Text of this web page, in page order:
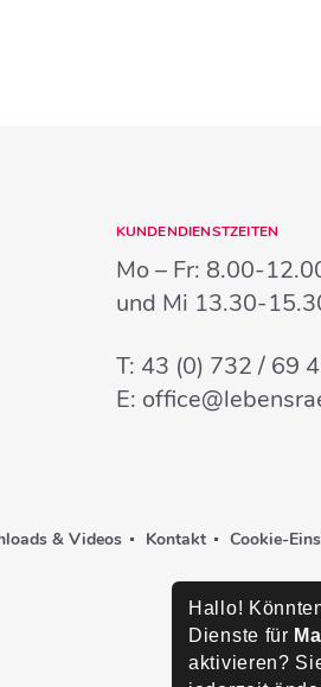
KUNDENDIENSTZEITEN
Mo – Fr: 8.00-
und Mi 13.30-
T: 43 (0) 732 / 69
E:
& Videos Kontakt Cookie-
Hallo!
Dienste für
aktivieren?